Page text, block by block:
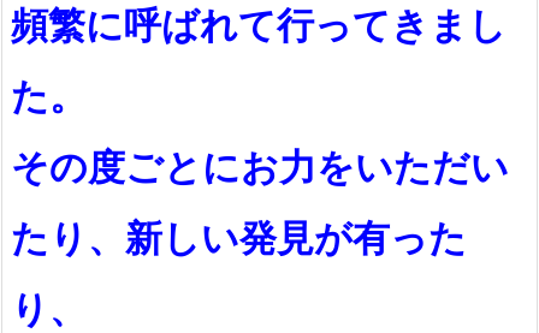
頻繁に呼ばれて行ってきまし
た。
その度ごとにお力をいただい
たり、新しい発見が有った
り、